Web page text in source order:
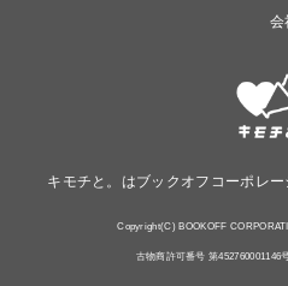
会
キモチと。はブックオフコーポレ
Copyright(C) BOOKOFF
古物商許可番号 第452760001146